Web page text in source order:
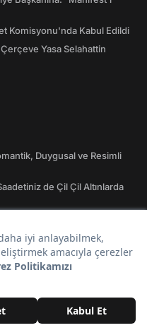
Komisyonu'nda Kabul Edildi
Yasa Selahattin
Duygusal ve Resimli
de Çil Çil Altınlarda
Instagram ve Twitter'da En
Hayatta En Sık
ve Kız Tavlası Diziliş Şekilleri